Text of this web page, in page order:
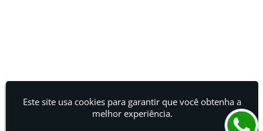
Este site usa cookies para garantir que você obtenha a
melhor experiência.